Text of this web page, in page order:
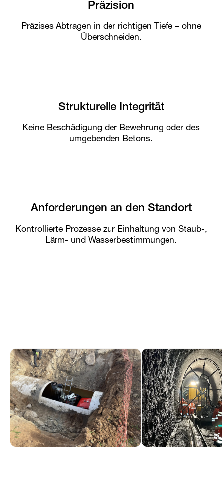
Präzision
Präzises Abtragen in der richtigen Tiefe – ohne
Überschneiden.
Strukturelle Integrität
Keine Beschädigung der Bewehrung oder des
umgebenden Betons.
Anforderungen an den Standort
Kontrollierte Prozesse zur Einhaltung von Staub-,
Lärm- und Wasserbestimmungen.